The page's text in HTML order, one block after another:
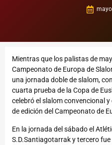
Mientras que los palistas de
Campeonato de Europa de
una jornada doble de slalom,
cuarta prueba de la Copa de
celebró el slalom convencional
de edición del Campeonato de
En la jornada del sábado el
S.D.Santiagotarrak y tercero